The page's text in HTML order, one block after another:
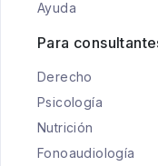
Ayuda
Para
Derecho
Psicología
Nutrición
Fonoaudiología